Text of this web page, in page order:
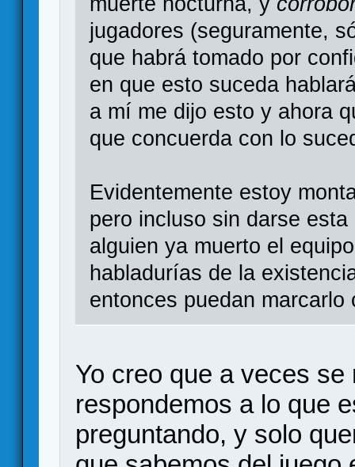
jugadores (seguramente,
que habrá tomado por
en que esto suceda
a mí me dijo esto y ahora
que concuerda con lo
Evidentemente estoy
pero incluso sin darse
alguien ya muerto el
habladurías de la
entonces puedan
Yo creo que a veces
respondemos a lo que
preguntando, y solo